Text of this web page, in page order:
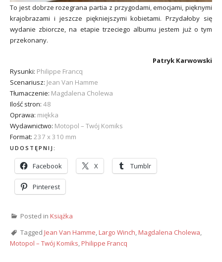
To jest dobrze rozegrana partia z przygodami, emocjami, pięknymi
krajobrazami i jeszcze piękniejszymi kobietami. Przydałoby się
wydanie zbiorcze, na etapie trzeciego albumu jestem już o tym
przekonany.
Patryk Karwowski
Rysunki: Philippe Francq
Scenariusz: Jean Van Hamme
Tłumaczenie: Magdalena Cholewa
Ilość stron: 48
Oprawa: miękka
Wydawnictwo: Motopol – Twój Komiks
Format: 237 x 310 mm
UDOSTĘPNIJ:
Facebook X Tumblr
Pinterest
Posted in Książka
Tagged Jean Van Hamme,Largo Winch,Magdalena Cholewa,
Motopol – Twój Komiks,Philippe Francq